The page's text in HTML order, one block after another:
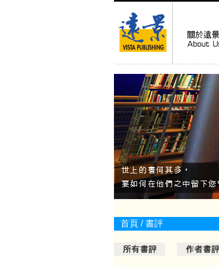
首頁 / 書評